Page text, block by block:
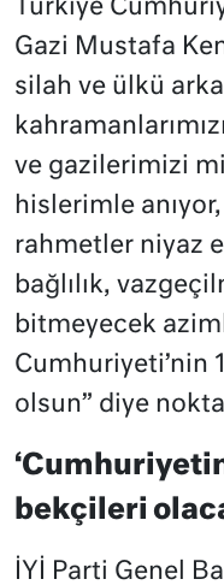
Türkiye
Gazi Mustafa
silah ve ülkü
ve gazilerimizi
hislerimle
rahmetler niyaz
bağlılık,
bitmeyecek
Cumhuriyeti’nin
olsun” diye
bekçileri
İYİ Parti Genel